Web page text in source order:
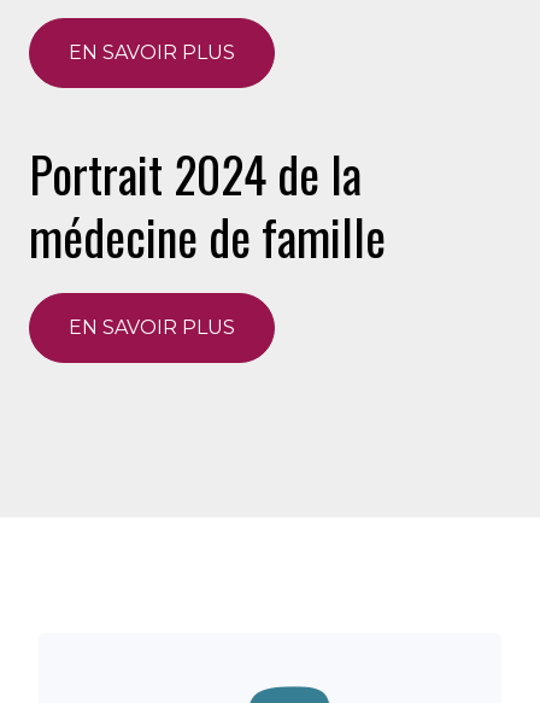
EN SAVOIR PLUS
Portrait 2024 de la
médecine de famille
EN SAVOIR PLUS